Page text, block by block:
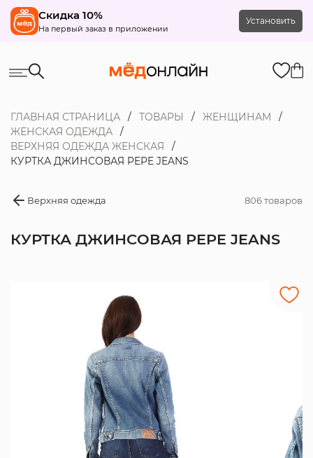
Скидка 10%
На первый заказ в приложении
Установить
ГЛАВНАЯ СТРАНИЦА ТОВАРЫ
ЖЕНЩИНАМ
ЖЕНСКАЯ ОДЕЖДА
ВЕРХНЯЯ ОДЕЖДА ЖЕНСКАЯ
КУРТКА ДЖИНСОВАЯ PEPE JEANS
Верхняя одежда 806 товаров
КУРТКА ДЖИНСОВАЯ PEPE JEANS